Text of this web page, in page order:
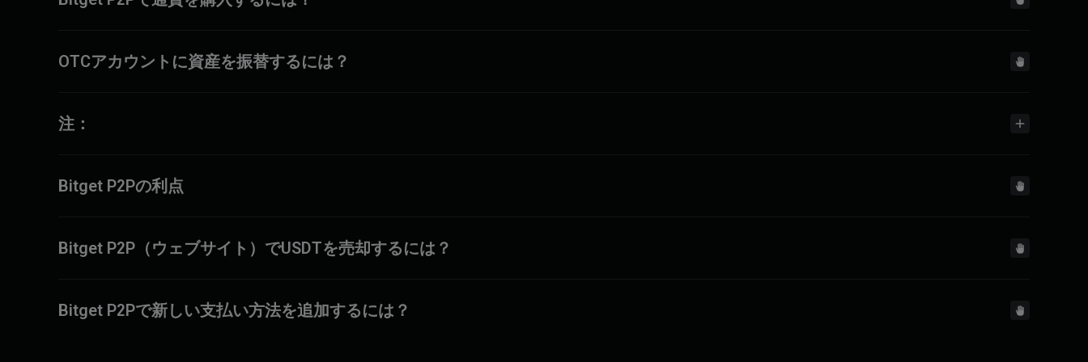
OTCアカウントに資産を振替するには？
注：
Bitget P2Pの利点
Bitget P2P（ウェブサイト）でUSDTを売却するには？
Bitget P2Pで新しい支払い方法を追加するには？